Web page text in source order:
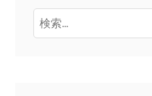
検
索: